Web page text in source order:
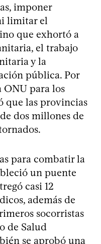
imponer
limitar el
que exhortó a
el trabajo
y la
pública. Por
ONU para los
que las provincias
dos millones de
para combatir la
un puente
casi 12
además de
socorristas
de Salud
se aprobó una